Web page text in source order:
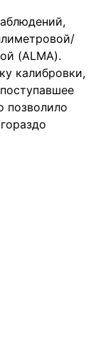
(ALMA).
калибровки,
позволило